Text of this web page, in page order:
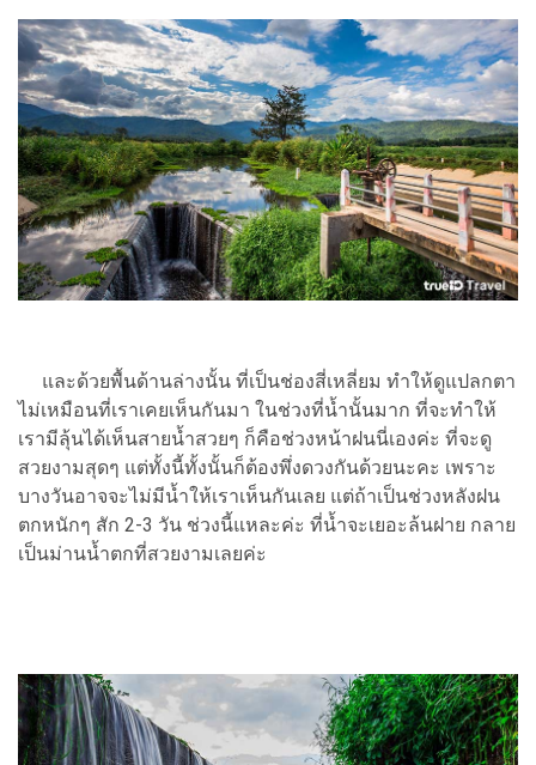
และด้วยพื้นด้านล่างนั้น ที่เป็นช่องสี่เหลี่ยม ทำให้ดูแปลกตา
ไม่เหมือนที่เราเคยเห็นกันมา ในช่วงที่น้ำนั้นมาก ที่จะทำให้
เรามีลุ้นได้เห็นสายน้ำสวยๆ ก็คือช่วงหน้าฝนนี่เองค่ะ ที่จะดู
สวยงามสุดๆ แต่ทั้งนี้ทั้งนั้นก็ต้องพึ่งดวงกันด้วยนะคะ เพราะ
บางวันอาจจะไม่มีน้ำให้เราเห็นกันเลย แต่ถ้าเป็นช่วงหลังฝน
ตกหนักๆ สัก 2-3 วัน ช่วงนี้แหละค่ะ ที่น้ำจะเยอะล้นฝาย กลาย
เป็นม่านน้ำตกที่สวยงามเลยค่ะ